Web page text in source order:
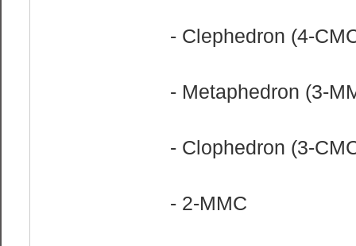
- Clephedron (4-
- Metaphedron (3-
- Clophedron (3-
- 2-MMC